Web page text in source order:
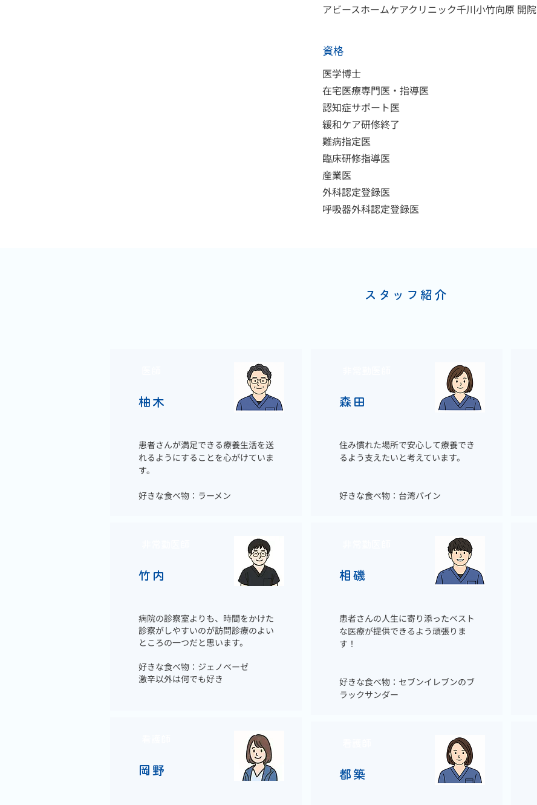
アビースホームケアクリニック千川小竹向原 開院
資格
医学博士
在宅医療専門医・指導医
認知症サポート医
緩和ケア研修終了
難病指定医
臨床研修指導医
産業医
外科認定登録医
呼吸器外科認定登録医
スタッフ紹介
柚木
患者さんが満足できる療養生活を送
れるようにすることを心がけていま
す。
好きな食べ物：ラーメン
竹内
病院の診察室よりも、時間をかけた
診察がしやすいのが訪問診療のよい
ところの一つだと思います。
好きな食べ物：ジェノベーゼ
激辛以外は何でも好き
岡野
森田
住み慣れた場所で安心して療養でき
るよう支えたいと考えています。
好きな食べ物：台湾パイン
相磯
患者さんの人生に寄り添ったベスト
な医療が提供できるよう頑張りま
す！
好きな食べ物：セブンイレブンのブ
ラックサンダー
都築